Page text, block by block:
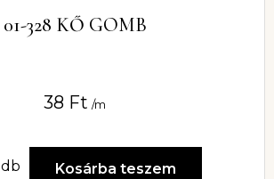
01-328 KŐ GOMB
38 Ft /m
db Kosárba teszem